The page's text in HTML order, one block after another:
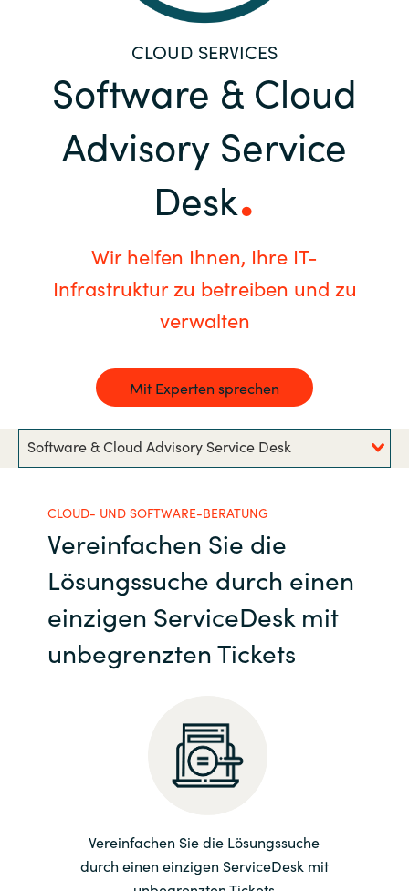
Bulgaria
Estonia
Finland
France
Germany
Iceland
India
Kingdom of Saudi Arabia
Kuwait
Latvia
Malaysia
Middle East
Norway
Karriere
Channel Partner
Software & Cloud
Advisory Service
Desk
CLOUD SERVICES
Wir helfen Ihnen, Ihre IT-
Infrastruktur zu betreiben und zu
verwalten
Mit Experten sprechen
Software & Cloud Advisory Service Desk
CLOUD- UND SOFTWARE-BERATUNG
Vereinfachen Sie die
Lösungssuche durch einen
einzigen ServiceDesk mit
unbegrenzten Tickets
Vereinfachen Sie die Lösungssuche
durch einen einzigen ServiceDesk mit